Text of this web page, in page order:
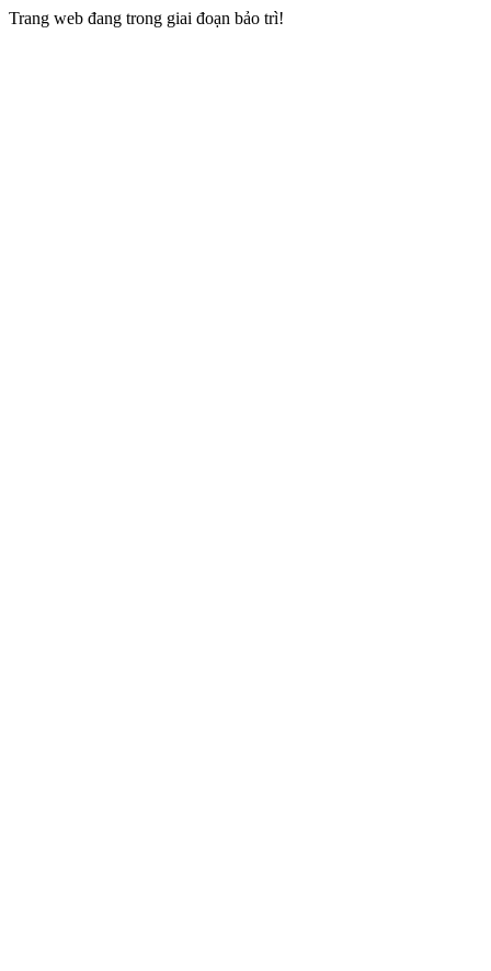
Trang web đang trong giai đoạn bảo trì!